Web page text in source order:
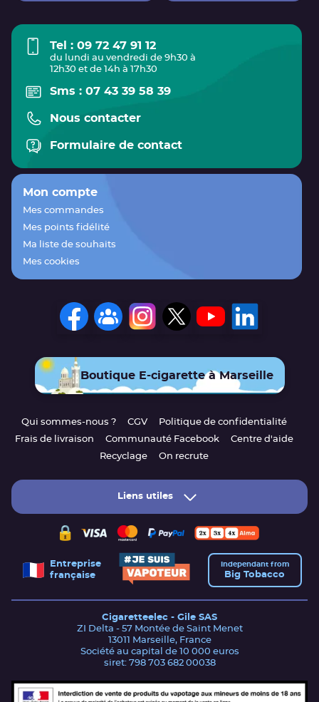
Tel : 09 72 47 91 12
du lundi au vendredi de 9h30 à
12h30 et de 14h à 17h30
Sms : 07 43 39 58 39
Nous contacter
Formulaire de contact
Mon compte
Mes commandes
Mes points fidélité
Ma liste de souhaits
Mes cookies
Boutique E-cigarette à Marseille
Qui sommes-nous ? CGV
Politique de confidentialité
Frais de livraison
Communauté Facebook
Centre d'aide
Recyclage
On recrute
Liens utiles
Entreprise
française
Independant from
Big Tobacco
Cigaretteelec - Gile SAS
ZI Delta - 57 Montée de Saint Menet
13011 Marseille, France
Société au capital de 10 000 euros
siret: 798 703 682 00038